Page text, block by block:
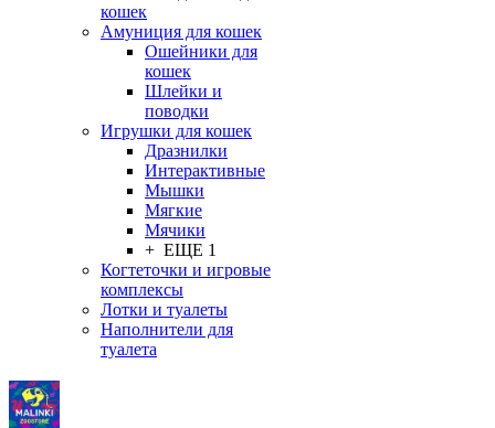
кошек
Амуниция для кошек
Ошейники для
кошек
Шлейки и
поводки
Игрушки для кошек
Дразнилки
Интерактивные
Мышки
Мягкие
Мячики
+ ЕЩЕ 1
Когтеточки и игровые
комплексы
Лотки и туалеты
Наполнители для
туалета